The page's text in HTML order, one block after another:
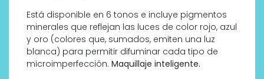
Está disponible en 6 tonos e incluye pigmentos
minerales que reflejan las luces de color rojo, azul
y oro (colores que, sumados, emiten una luz
blanca) para permitir difuminar cada tipo de
microimperfección. Maquillaje inteligente.